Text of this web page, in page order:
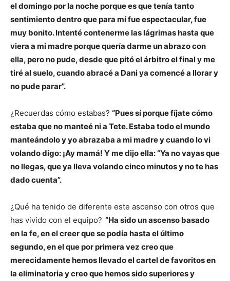
el domingo por la noche porque es que tenía tanto
sentimiento dentro que para mí fue espectacular, fue
muy bonito. Intenté contenerme las lágrimas hasta que
viera a mi madre porque quería darme un abrazo con
ella, pero no pude, desde que pitó el árbitro el final y me
tiré al suelo, cuando abracé a Dani ya comencé a llorar y
no pude parar”.
¿Recuerdas cómo estabas? “Pues sí porque fíjate cómo
estaba que no manteé ni a Tete. Estaba todo el mundo
manteándolo y yo abrazaba a mi madre y cuando lo vi
volando digo: ¡Ay mamá! Y me dijo ella: “Ya no vayas que
no llegas, que ya lleva volando cinco minutos y no te has
dado cuenta”.
¿Qué ha tenido de diferente este ascenso con otros que
has vivido con el equipo? “Ha sido un ascenso basado
en la fe, en el creer que se podía hasta el último
segundo, en el que por primera vez creo que
merecidamente hemos llevado el cartel de favoritos en
la eliminatoria y creo que hemos sido superiores y